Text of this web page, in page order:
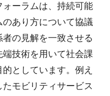
ーラムは、持続可能
あり方について協議
の見解を一致させる
技術を用いて社会課
としています。例え
モビリティサービス